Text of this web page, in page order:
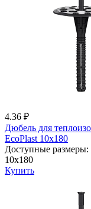
4.36 ₽
Дюбель для
EcoPlast 10x180
Доступные размеры:
10x180
Купить